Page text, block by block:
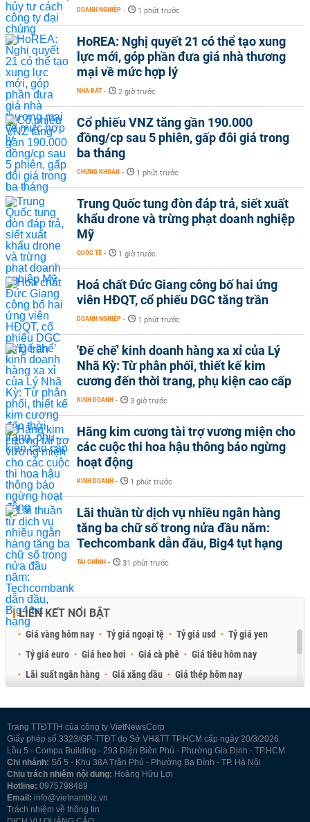
DOANH NGHIỆP - 1 phút trước
HoREA: Nghị quyết 21 có thể tạo xung
lực mới, góp phần đưa giá nhà thương
mại về mức hợp lý
NHÀ ĐẤT - 2 giờ trước
Cổ phiếu VNZ tăng gần 190.000
đồng/cp sau 5 phiên, gấp đôi giá trong
ba tháng
CHỨNG KHOÁN - 1 phút trước
Trung Quốc tung đòn đáp trả, siết xuất
khẩu drone và trừng phạt doanh nghiệp
Mỹ
QUỐC TẾ - 1 giờ trước
Hoá chất Đức Giang công bố hai ứng
viên HĐQT, cổ phiếu DGC tăng trần
DOANH NGHIỆP - 1 phút trước
'Đế chế’ kinh doanh hàng xa xỉ của Lý
Nhã Kỳ: Từ phân phối, thiết kế kim
cương đến thời trang, phụ kiện cao cấp
KINH DOANH - 3 giờ trước
Hãng kim cương tài trợ vương miện cho
các cuộc thi hoa hậu thông báo ngừng
hoạt động
KINH DOANH - 1 phút trước
Lãi thuần từ dịch vụ nhiều ngân hàng
tăng ba chữ số trong nửa đầu năm:
Techcombank dẫn đầu, Big4 tụt hạng
TÀI CHÍNH - 31 phút trước
LIÊN KẾT NỔI BẬT
Giá vàng hôm nay Tỷ giá ngoại tệ Tỷ giá usd
Tỷ giá yen
Tỷ giá euro
Giá heo hơi Giá cà phê
Giá tiêu hôm nay
Lãi suất ngân hàng
Giá xăng dầu
Giá thép hôm nay
Trang TTĐTTH của công ty VietNewsCorp
Giấy phép số 3323/GP-TTĐT do Sở VH&TT TP.HCM cấp ngày 20/3/2026
Lầu 5 - Compa Building - 293 Điện Biên Phủ - Phường Gia Định - TP.HCM
Chi nhánh: Số 5 - Khu 38A Trần Phú - Phường Ba Đình - TP. Hà Nội
Chịu trách nhiệm nội dung: Hoàng Hữu Lợi
Hotline: 0975798489
Email: info@vietnambiz.vn
Trách nhiệm về thông tin